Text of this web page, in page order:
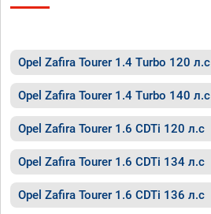
Opel Zafira Tourer 1.4 Turbo 120 л.с
Opel Zafira Tourer 1.4 Turbo 140 л.с
Opel Zafira Tourer 1.6 CDTi 120 л.с
Opel Zafira Tourer 1.6 CDTi 134 л.с
Opel Zafira Tourer 1.6 CDTi 136 л.с